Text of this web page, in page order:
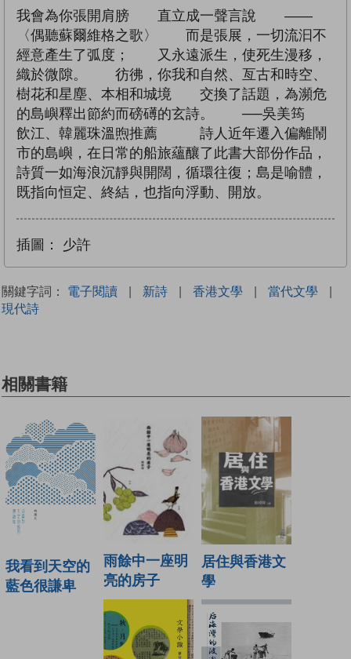
我會為你張開肩膀 直立成一聲言說 ——
〈偶聽蘇爾維格之歌〉 而是張展，一切流汩不
經意產生了弧度； 又永遠派生，使死生漫移，
織於微隙。 彷彿，你我和自然、亙古和時空、
樹花和星塵、本相和城境 交換了話題，為瀕危
的島嶼釋出節約而磅礡的玄詩。 ──吳美筠
飲江、韓麗珠溫煦推薦 詩人近年遷入偏離鬧
市的島嶼，在日常的船旅蘊釀了此書大部份作品，
詩質一如海浪沉靜與開闊，循環往復；島是喻體，
既指向恒定、終結，也指向浮動、開放。
插圖： 少許
關鍵字詞： 電子閱讀 | 新詩 | 香港文學 | 當代文學
|
現代詩
相關書籍
我看到天空的
藍色很謙卑
雨餘中一座明
亮的房子
居住與香港文
學